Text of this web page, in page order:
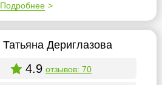
Подробнее
Татьяна Дериглазова
4.9 отзывов: 70